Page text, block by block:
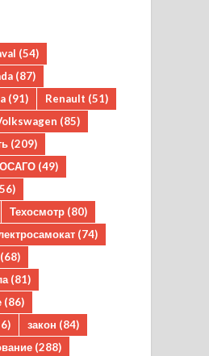
(54)
(87)
(91) Renault (51)
(85)
(209)
ОСАГО (49)
Техосмотр (80)
(74)
(68)
(81)
(86)
закон (84)
(288)